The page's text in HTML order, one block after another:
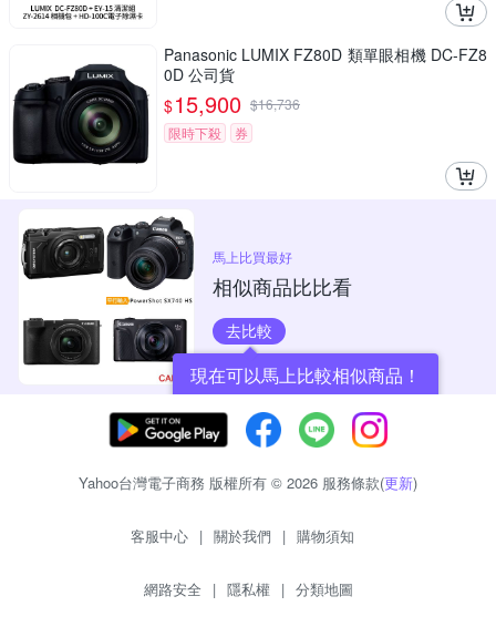
Panasonic LUMIX FZ80D 類單眼相機 DC-FZ8
0D 公司貨
$15,900 $16,736
限時下殺
券
馬上比買最好
相似商品比比看
去比較
現在可以馬上比較相似商品！
Yahoo台灣電子商務 版權所有 © 2026 服務條款(更新)
客服中心 | 關於我們 | 購物須知
網路安全 | 隱私權 | 分類地圖